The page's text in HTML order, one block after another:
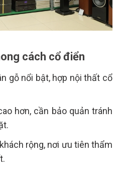
cách cổ điển
gỗ nổi bật, hợp nội thất cổ
hơn, cần bảo quản tránh
rộng, nơi ưu tiên thẩm